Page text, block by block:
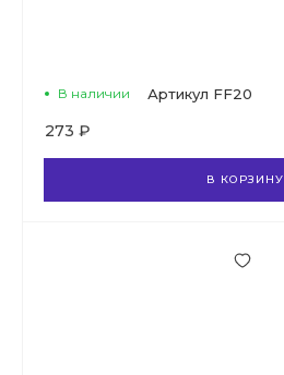
В наличии Артикул FF20
273 ₽
В КОРЗИНУ